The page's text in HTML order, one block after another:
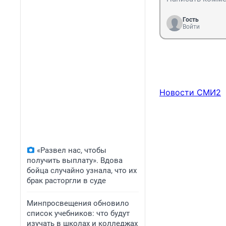
«Развел нас, чтобы
получить выплату». Вдова
бойца случайно узнала, что их
брак расторгли в суде
Минпросвещения обновило
список учебников: что будут
изучать в школах и колледжах
Гость
Войти
Новости СМИ2